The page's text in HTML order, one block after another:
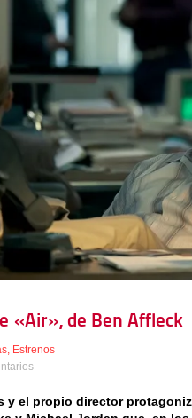
«Air», de Ben Affleck
, Estrenos
y el propio director